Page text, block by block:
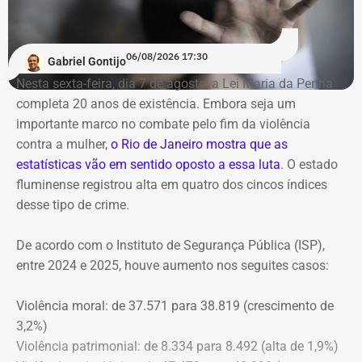
ao MPRJ
O voto do relator José Gomes Graciosa, aprovado pelo
plenário do TCE-RJ, determina a notificação da ex-
presidente do Itaprevi Fernanda; do ex-prefeito de Itaguaí,
Rubem Vieira de Souza, o Rubão; e de outros diretores e
conselheiros do fundo municipal.
Além disso, o tribunal aprovou a expedição de ofício com
cópia integral do processo ao Ministério Público do
apuração de possíveis ilícitos nas esferas cível e criminal,
e à Secretaria de Regime Próprio e Complementar do
Gabriel Gontijo06/08/2026 17:30
Nesta sexta-feira, dia 7 de agosto, a Lei Maria da Penha
completa 20 anos de existência. Embora seja um
importante marco no combate pelo fim da violência
contra a mulher, o Rio de Janeiro mostra que as
estatísticas vão em sentido oposto a essa luta. O estado
fluminense registrou alta em quatro dos cincos índices
desse tipo de crime.
De acordo com o Instituto de Segurança Pública (ISP),
entre 2024 e 2025, houve aumento nos seguites casos:
Violência moral: de 37.571 para 38.819 (crescimento de
3,2%)
Violência patrimonial: de 8.334 para 8.492 (alta de 1,9%)